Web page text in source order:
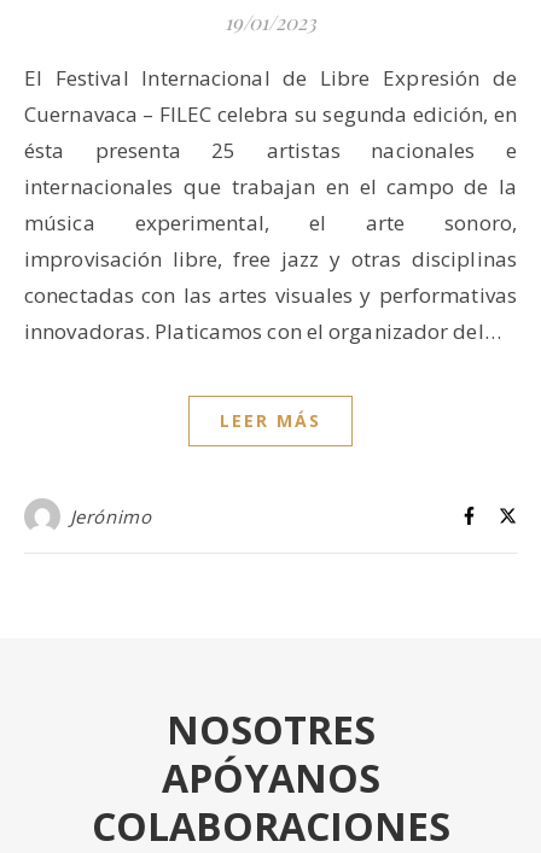
19/01/2023
El Festival Internacional de Libre Expresión de
Cuernavaca – FILEC celebra su segunda edición, en
ésta presenta 25 artistas nacionales e
internacionales que trabajan en el campo de la
música experimental, el arte sonoro,
improvisación libre, free jazz y otras disciplinas
conectadas con las artes visuales y performativas
innovadoras. Platicamos con el organizador del…
LEER MÁS
Jerónimo
NOSOTRES
APÓYANOS
COLABORACIONES